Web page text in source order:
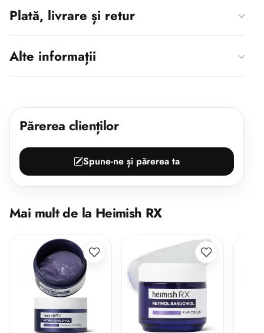
Plată, livrare și retur
Alte informații
Părerea clienților
Spune-ne și părerea ta
Mai mult de la Heimish RX